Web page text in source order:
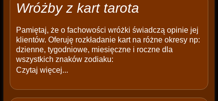
Wróżby z kart tarota
Pamiętaj, że o fachowości wróżki świadczą opinie jej
klientów. Oferuję rozkładanie kart na różne okresy np:
dzienne, tygodniowe, miesięczne i roczne dla
wszystkich znaków zodiaku:
Czytaj więcej...